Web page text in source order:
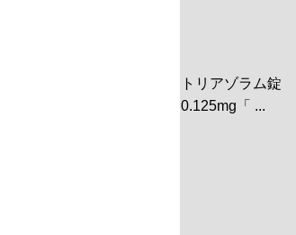
トリアゾラム錠
0.125mg「 ...